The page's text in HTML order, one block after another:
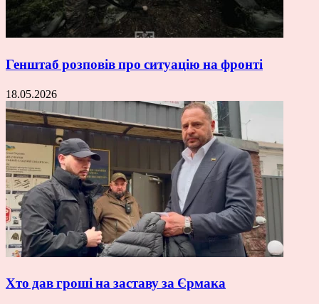
Генштаб розповів про ситуацію на фронті
18.05.2026
Хто дав гроші на заставу за Єрмака